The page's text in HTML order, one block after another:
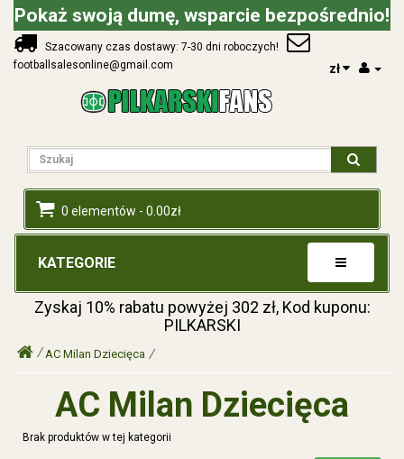
Pokaż swoją dumę, wsparcie bezpośrednio!
Szacowany czas dostawy: 7-30 dni roboczych!
footballsalesonline@gmail.com
zł
0 elementów - 0.00zł
KATEGORIE
Zyskaj 10% rabatu powyżej 302 zł, Kod kuponu:
PILKARSKI
AC Milan Dziecięca
AC Milan Dziecięca
Brak produktów w tej kategorii